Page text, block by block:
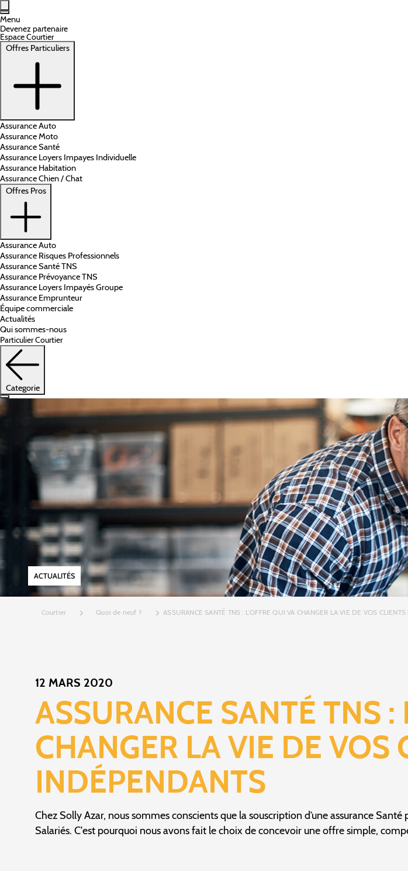
Aller au contenu principal
Menu
Devenez partenaire
Espace Courtier
Offres Particuliers
Assurance Auto
Assurance Moto
Assurance Santé
Assurance Loyers Impayes Individuelle
Assurance Habitation
Assurance Chien / Chat
Offres Pros
Assurance Auto
Assurance Risques Professionnels
Assurance Santé TNS
Assurance Prévoyance TNS
Assurance Loyers Impayés Groupe
Assurance Emprunteur
Équipe commerciale
Actualités
Qui sommes-nous
ParticulierCourtier
Categorie
ACTUALITÉS
Courtier Quoi de neuf ? ASSURANCE SANTÉ TNS : L’OFFRE QUI VA CHANGER LA VIE DE VOS
12 MARS 2020
ASSURANCE SANTÉ TNS :
CHANGER LA VIE DE VOS
INDÉPENDANTS
Chez Solly Azar, nous sommes conscients que la souscription d’une assurance
Salariés. C'est pourquoi nous avons fait le choix de concevoir une offre simple,